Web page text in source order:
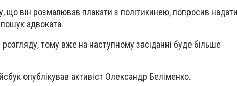
що він розмалював плакати з політикинею, попросив надати
адвоката.
тому вже на наступному засіданні буде більше
опублікував активіст Олександр Беліменко.